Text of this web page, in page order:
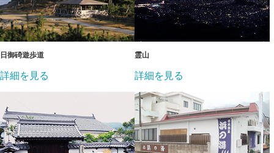
日御碕遊歩道
詳細を見る
霊山
詳細を見る